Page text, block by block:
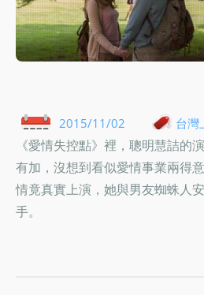
2015/11/02 台灣
《愛情失控點》裡，聰明慧詰的
有加，沒想到看似愛情事業兩得
情竟真實上演，她與男友蜘蛛人
手。